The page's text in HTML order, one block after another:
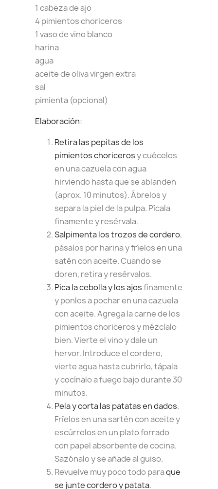
1 cabeza de ajo
4 pimientos choriceros
1 vaso de vino blanco
harina
agua
aceite de oliva virgen extra
sal
pimienta (opcional)
Elaboración:
Retira las pepitas de los
pimientos choricerosy cuécelos
en una cazuela con agua
hirviendo hasta que se ablanden
(aprox. 10 minutos). Ábrelos y
separa la piel de la pulpa. Pícala
finamente y resérvala.
Salpimenta los trozos de cordero,
pásalos por harina y fríelos en una
satén con aceite. Cuando se
doren, retira y resérvalos.
Pica la cebolla y los ajosfinamente
y ponlos a pochar en una cazuela
con aceite. Agrega la carne de los
pimientos choriceros y mézclalo
bien. Vierte el vino y dale un
hervor. Introduce el cordero,
vierte agua hasta cubrirlo, tápala
y cocínalo a fuego bajo durante 30
minutos.
Pela y corta las patatas en dados.
Fríelos en una sartén con aceite y
escúrrelos en un plato forrado
con papel absorbente de cocina.
Sazónalo y se añade al guiso.
Revuelve muy poco todo paraque
se junte cordero y patata.